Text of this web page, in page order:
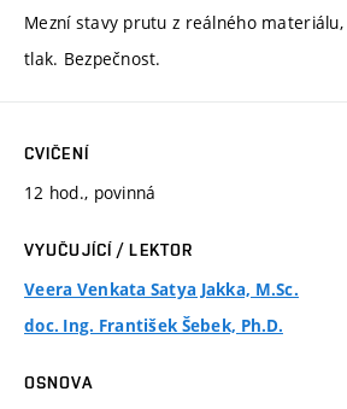
Mezní stavy prutu z reálného
tlak. Bezpečnost.
CVIČENÍ
12 hod., povinná
VYUČUJÍCÍ / LEKTOR
Veera Venkata Satya Jakka, M.Sc.
doc. Ing. František Šebek, Ph.D.
OSNOVA